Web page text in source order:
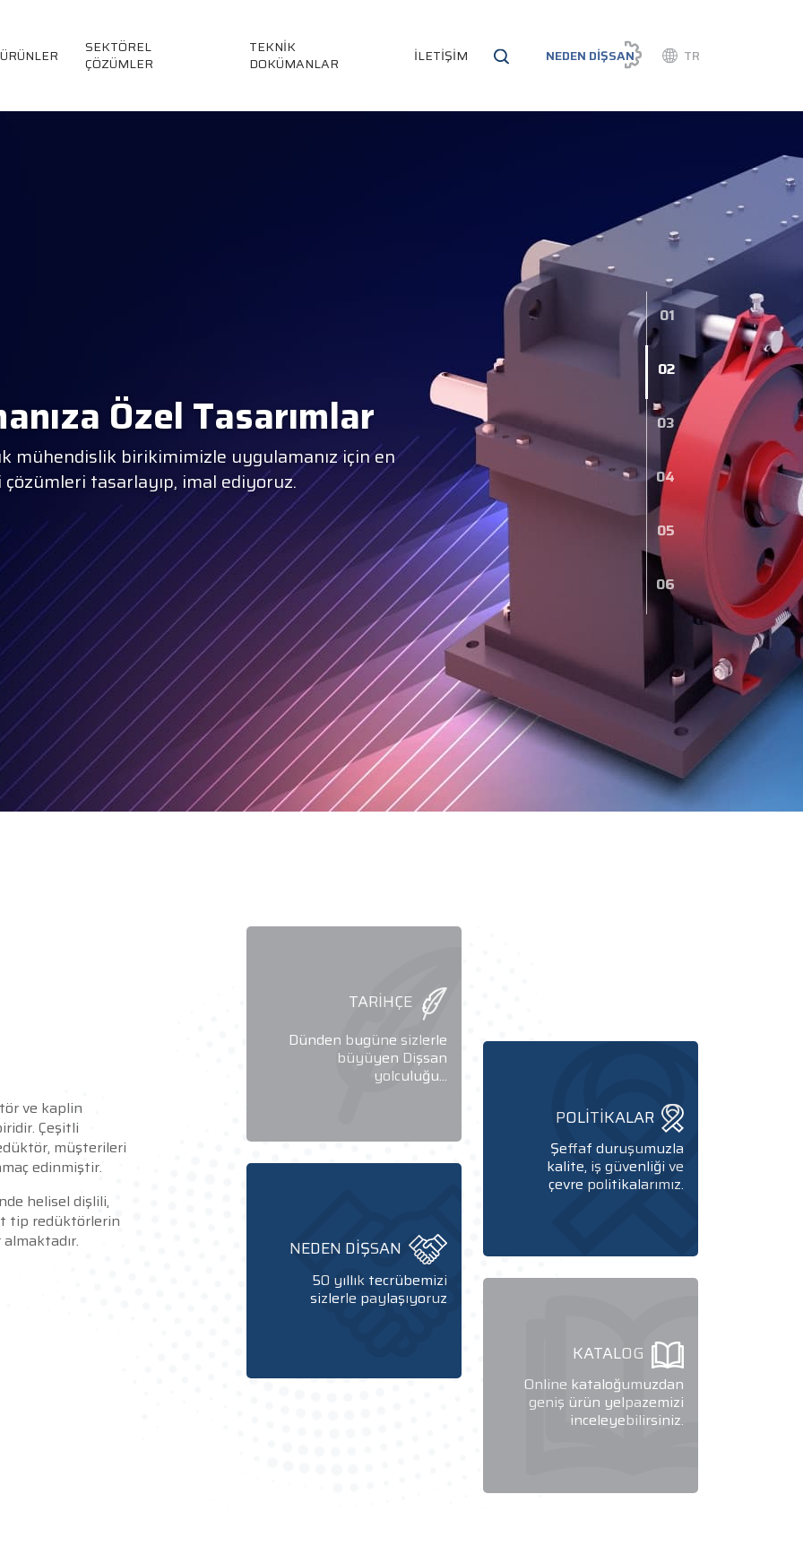
ÜRÜNLER
SEKTÖREL
ÇÖZÜMLER
TEKNİK
DOKÜMANLAR
İLETİŞİM NEDEN DİŞSAN TR
Özel Tasarımlar
birikimimizle uygulamanız için en
imal ediyoruz.
01
02
03
04
05
06
ve kaplin
Çeşitli
müşterileri
edinmiştir.
helisel dişlili,
tip redüktörlerin
TARİHÇE
Dünden bugüne sizlerle
büyüyen Dişsan
yolculuğu...
POLİTİKALAR
Şeffaf duruşumuzla
kalite, iş güvenliği ve
çevre politikalarımız.
NEDEN DİŞSAN
50 yıllık tecrübemizi
sizlerle paylaşıyoruz
KATALOG
Online kataloğumuzdan
geniş ürün yelpazemizi
inceleyebilirsiniz.